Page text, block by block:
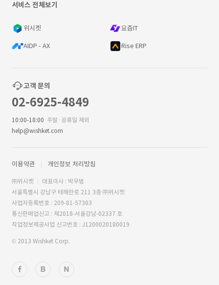
서비스 전체보기
위시켓 요즘IT
AIDP - AX Rise ERP
고객 문의
02-6925-4849
10:00-18:00 주말·공휴일 제외
help@wishket.com
이용약관 개인정보 처리방침
㈜위시켓
대표이사 : 박우범
서울특별시 강남구 테헤란로 211 3층 ㈜위시켓
사업자등록번호 : 209-81-57303
통신판매업신고 : 제2018-서울강남-02337 호
직업정보제공사업 신고번호 : J1200020180019
© 2013 Wishket Corp.